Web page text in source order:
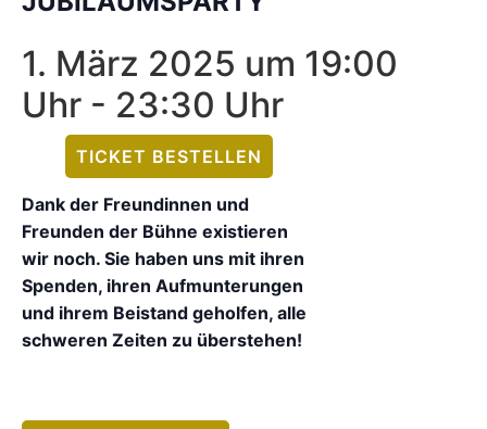
1. März 2025 um 19:00
Uhr - 23:30 Uhr
TICKET BESTELLEN
Dank der Freundinnen und
Freunden der Bühne existieren
wir noch. Sie haben uns mit ihren
Spenden, ihren Aufmunterungen
und ihrem Beistand geholfen, alle
schweren Zeiten zu überstehen!